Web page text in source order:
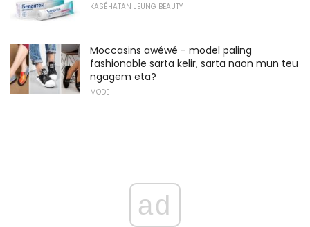
KASÉHATAN JEUNG BEAUTY
Moccasins awéwé - model paling
fashionable sarta kelir, sarta naon mun teu
ngagem eta?
MODE
ad